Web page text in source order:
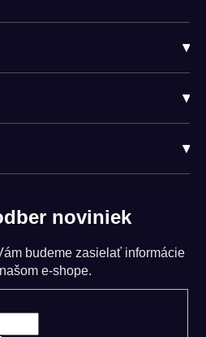
▾
▾
▾
noviniek
budeme zasielať informácie
e-shope.